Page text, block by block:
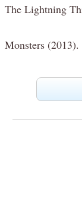
The Lightning
Percy
Monsters (2013).